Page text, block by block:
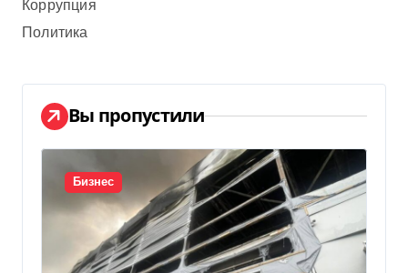
Коррупция
Политика
Вы пропустили
Бизнес